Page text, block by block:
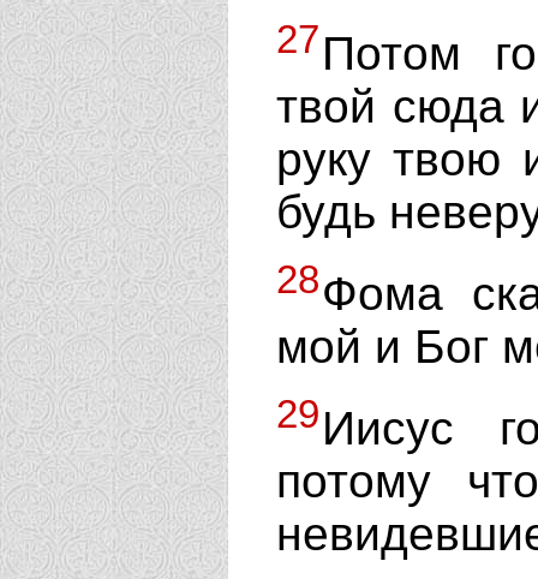
27Потом
твой сюда
руку твою
будь
28Фома
мой и Бог
29Иисус
потому